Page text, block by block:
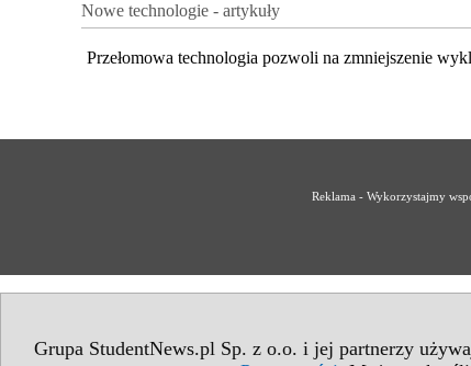
Grupa StudentNews.pl Sp. z o.o. i jej partnerzy
Nowe technologie - artykuły
Przełomowa technologia pozwoli na zmniejszenie
Reklama - Wykorzystajmy